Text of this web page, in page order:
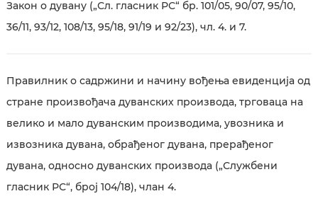
Закон о дувану („Сл. гласник РС“ бр. 101/05, 90/07, 95/10,
36/11, 93/12, 108/13, 95/18, 91/19 и 92/23), чл. 4. и 7.
Правилник о садржини и начину вођења евиденција од
стране произвођача дуванских производа, трговаца на
велико и мало дуванским производима, увозника и
извозника дувана, обрађеног дувана, прерађеног
дувана, односно дуванских производа („Службени
гласник РС“, број 104/18), члан 4.